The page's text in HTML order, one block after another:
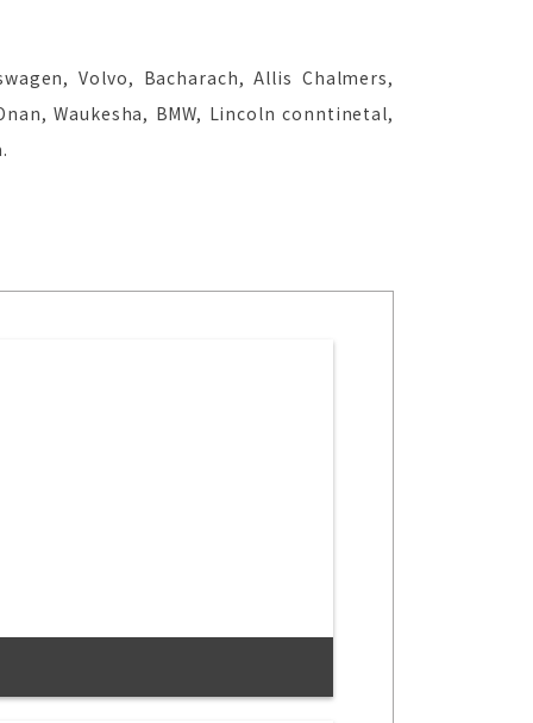
Volvo, Bacharach, Allis Chalmers,
Waukesha, BMW, Lincoln conntinetal,